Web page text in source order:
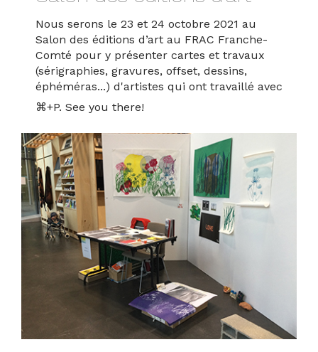
Contact
Nous serons le 23 et 24 octobre 2021 au
Salon des éditions d’art au FRAC Franche-
Comté pour y présenter cartes et travaux
(sérigraphies, gravures, offset, dessins,
éphéméras...) d'artistes qui ont travaillé avec
⌘+P. See you there!